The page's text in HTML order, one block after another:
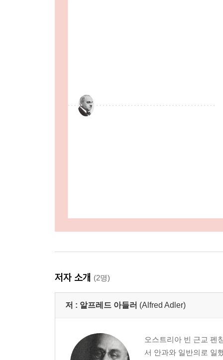
저자 소개 (2명)
저 : 알프레드 아들러 (Alfred Adler)
오스트리아 빈 근교 펜
서 안과와 일반의로 일